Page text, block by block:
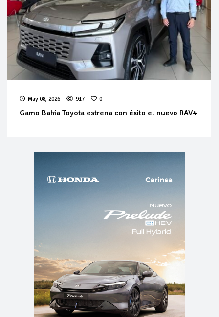
May 08, 2026 917 0
Gamo Bahía Toyota estrena con éxito el nuevo RAV4